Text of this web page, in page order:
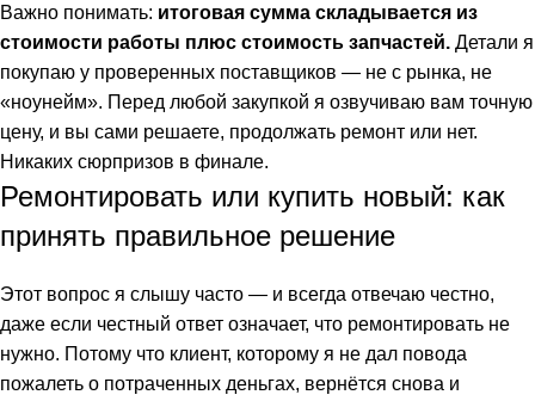
Важно понимать: итоговая сумма складывается из
стоимости работы плюс стоимость запчастей. Детали я
покупаю у проверенных поставщиков — не с рынка, не
«ноунейм». Перед любой закупкой я озвучиваю вам точную
цену, и вы сами решаете, продолжать ремонт или нет.
Никаких сюрпризов в финале.
Ремонтировать или купить новый: как
принять правильное решение
Этот вопрос я слышу часто — и всегда отвечаю честно,
даже если честный ответ означает, что ремонтировать не
нужно. Потому что клиент, которому я не дал повода
пожалеть о потраченных деньгах, вернётся снова и